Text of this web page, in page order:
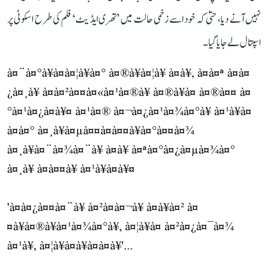
نہیں آنے دیا، حتیٰ کہ خود اسے زخمی حالت میں ’تھری ایڈیٹ‘ فلم کی طرح اسکوٹی پر
اسپتال لے جایا گیا۔
à¤¨à¤°à¥à¤à¤¦à¥à¤° à¤®à¥à¤¦à¥ à¤à¥, à¤à¤ª à¤à¤
¿à¤¸à¥ à¤à¤²à¤¤à¤«à¤¹à¤®à¥ à¤®à¥à¤ à¤®à¤¤ à¤
°à¤¹à¤¿à¤à¥¤ à¤¹à¤® à¤¬à¤¿à¤¹à¤¾à¤°à¥ à¤¹à¥à¤
à¤à¤° à¤¸à¥à¤µà¤¤à¤à¤¤à¥à¤°à¤¤à¤¾
à¤¸à¥à¤¨à¤¾à¤¨à¥ à¤à¥ à¤ªà¤°à¤¿à¤µà¤¾à¤°
à¤¸à¥ à¤à¤¤à¥ à¤¹à¥à¤à¥¤
'à¤à¤¿à¤¤à¤¨à¥ à¤²à¤à¤¬à¥ à¤à¥à¤² à¤
¤à¥à¤®à¥à¤¹à¤¾à¤°à¥, à¤¦à¥à¤ à¤²à¤¿à¤¯à¤¾
à¤¹à¥, à¤¦à¥à¤à¥à¤à¤à¥'...